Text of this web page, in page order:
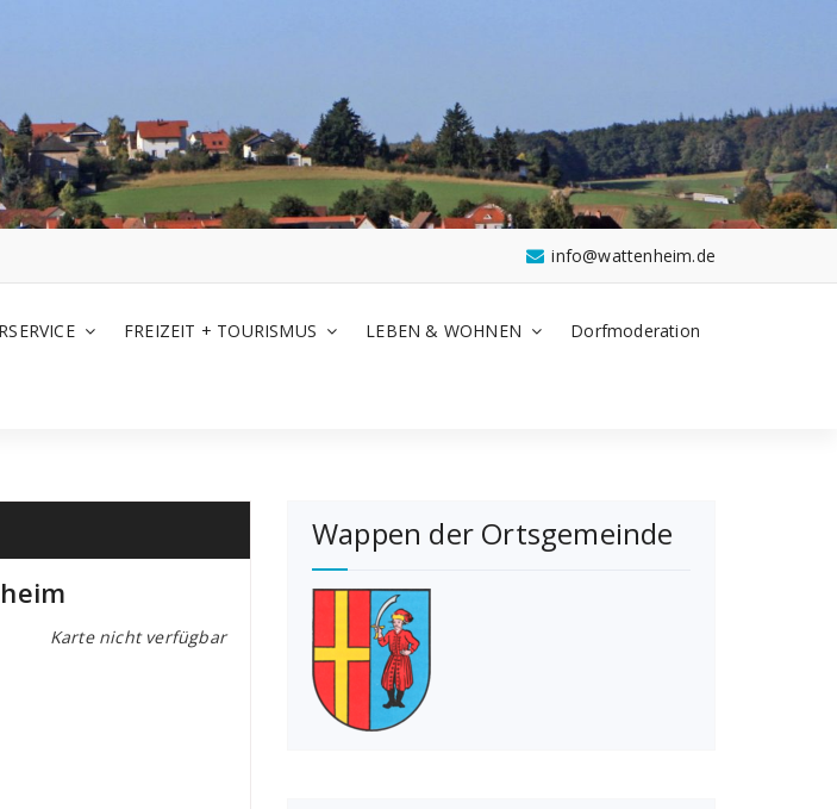
info@wattenheim.de
FREIZEIT + TOURISMUS LEBEN & WOHNEN Dorfmoderation
Karte nicht verfügbar
Wappen der Ortsgemeinde